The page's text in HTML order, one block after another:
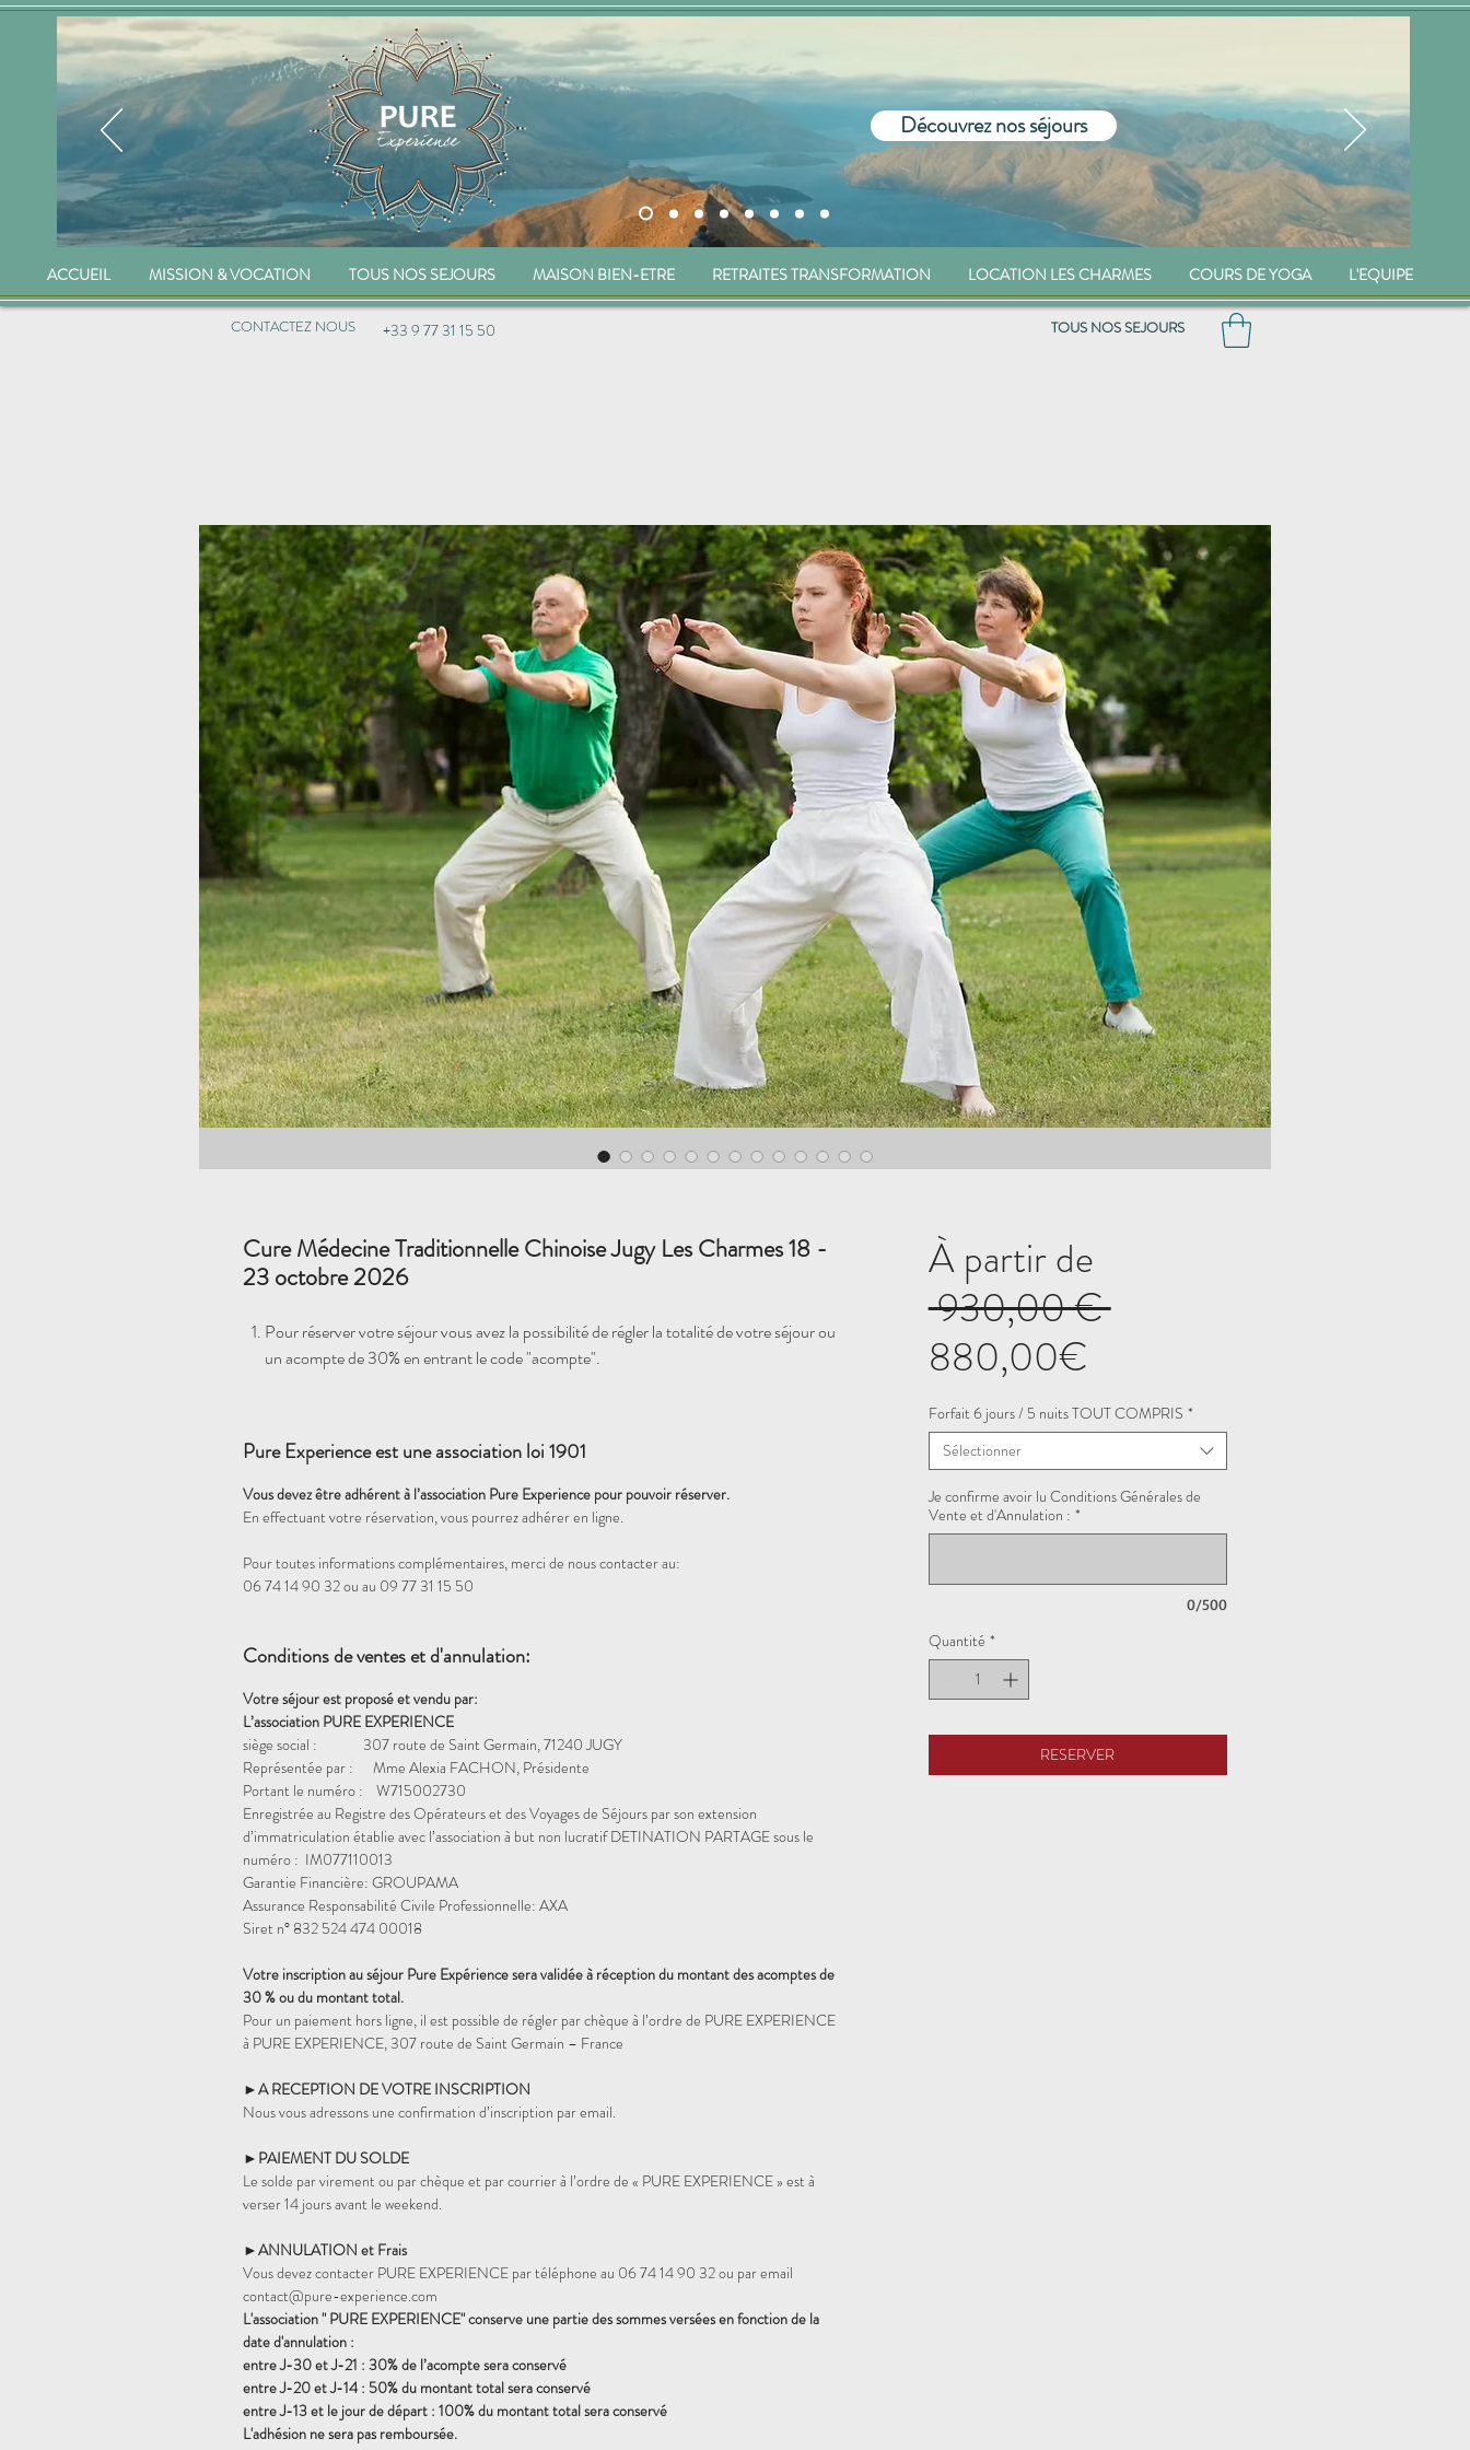
Découvrez nos séjours
ACCUEIL MISSION & VOCATION TOUS NOS SEJOURS MAISON BIEN-ETRE RETRAITES TRANSFORMATION LOCATION LES CHARMES COURS DE YOGA L'EQUIPE
CONTACTEZ NOUS +33 9 77 31 15 50 TOUS NOS SEJOURS
Cure Médecine Traditionnelle Chinoise Jugy Les Charmes 18 -
23 octobre 2026
Pour réserver votre séjour vous avez la possibilité de régler la totalité de votre séjour ou
un acompte de 30% en entrant le code "acompte".
Pure Experience est une association loi 1901
Vous devez être adhérent à l’association Pure Experience pour pouvoir réserver.
En effectuant votre réservation, vous pourrez adhérer en ligne.
Pour toutes informations complémentaires, merci de nous contacter au:
06 74 14 90 32 ou au 09 77 31 15 50
Conditions de ventes et d'annulation:
Votre séjour est proposé et vendu par:
L’association PURE EXPERIENCE
siège social : 307 route de Saint Germain, 71240 JUGY
Représentée par : Mme Alexia FACHON, Présidente
Portant le numéro : W715002730
Enregistrée au Registre des Opérateurs et des Voyages de Séjours par son extension
d’immatriculation établie avec l’association à but non lucratif DETINATION PARTAGE sous le
numéro : IM077110013
Garantie Financière: GROUPAMA
Assurance Responsabilité Civile Professionnelle: AXA
Siret n° 832 524 474 00018
Votre inscription au séjour Pure Expérience sera validée à réception du montant des acomptes de
30 % ou du montant total.
Pour un paiement hors ligne, il est possible de régler par chèque à l’ordre de PURE EXPERIENCE
à PURE EXPERIENCE, 307 route de Saint Germain – France
►A RECEPTION DE VOTRE INSCRIPTION
Nous vous adressons une confirmation d’inscription par email.
►PAIEMENT DU SOLDE
Le solde par virement ou par chèque et par courrier à l’ordre de « PURE EXPERIENCE » est à
verser 14 jours avant le weekend.
►ANNULATION et Frais
Vous devez contacter PURE EXPERIENCE par téléphone au 06 74 14 90 32 ou par email
contact@pure-experience.com
L'association " PURE EXPERIENCE" conserve une partie des sommes versées en fonction de la
date d'annulation :
entre J-30 et J-21 : 30% de l’acompte sera conservé
entre J-20 et J-14 : 50% du montant total sera conservé
entre J-13 et le jour de départ : 100% du montant total sera conservé
L'adhésion ne sera pas remboursée.
À partir de
930,00 € Prix
880,00€Prix
promotionnel
Forfait 6 jours / 5 nuits TOUT COMPRIS *
Sélectionner
Je confirme avoir lu Conditions Générales de
Vente et d'Annulation : *
0/500
Quantité *
RESERVER